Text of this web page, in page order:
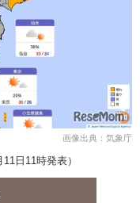
画像出典：気象庁
日11時発表）